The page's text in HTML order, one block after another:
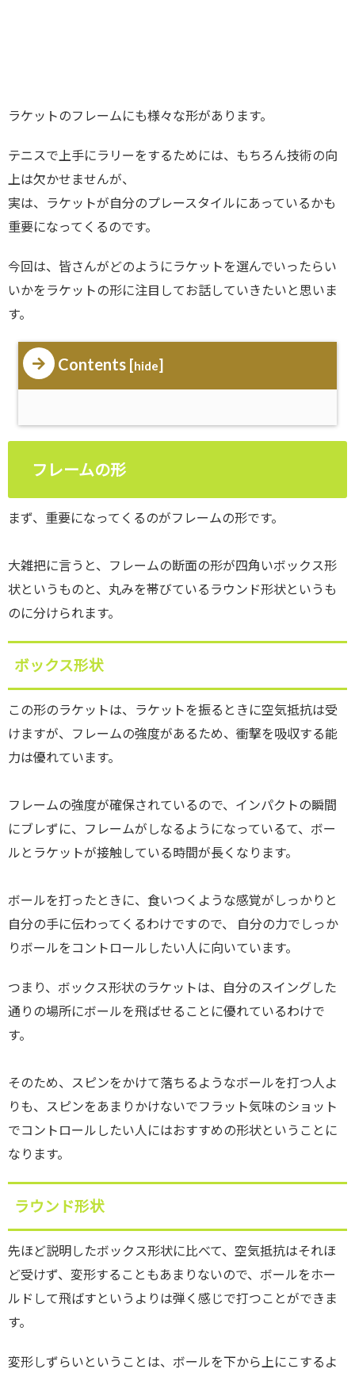
ラケットのフレームにも様々な形があります。
テニスで上手にラリーをするためには、もちろん技術の向
上は欠かせませんが、
実は、ラケットが自分のプレースタイルにあっているかも
重要になってくるのです。
今回は、皆さんがどのようにラケットを選んでいったらい
いかをラケットの形に注目してお話していきたいと思いま
す。
Contents [hide]
フレームの形
まず、重要になってくるのがフレームの形です。
大雑把に言うと、フレームの断面の形が四角いボックス形
状というものと、丸みを帯びているラウンド形状というも
のに分けられます。
ボックス形状
この形のラケットは、ラケットを振るときに空気抵抗は受
けますが、フレームの強度があるため、衝撃を吸収する能
力は優れています。
フレームの強度が確保されているので、インパクトの瞬間
にブレずに、フレームがしなるようになっているて、ボー
ルとラケットが接触している時間が長くなります。
ボールを打ったときに、食いつくような感覚がしっかりと
自分の手に伝わってくるわけですので、 自分の力でしっか
りボールをコントロールしたい人に向いています。
つまり、ボックス形状のラケットは、自分のスイングした
通りの場所にボールを飛ばせることに優れているわけで
す。
そのため、スピンをかけて落ちるようなボールを打つ人よ
りも、スピンをあまりかけないでフラット気味のショット
でコントロールしたい人にはおすすめの形状ということに
なります。
ラウンド形状
先ほど説明したボックス形状に比べて、空気抵抗はそれほ
ど受けず、変形することもあまりないので、ボールをホー
ルドして飛ばすというよりは弾く感じで打つことができま
す。
変形しずらいということは、ボールを下から上にこするよ